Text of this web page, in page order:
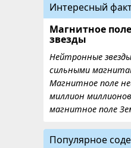
Интересный
Магнитное
звезды
Нейтронные
сильными
Магнитное поле
миллион
магнитное поле
Популярное